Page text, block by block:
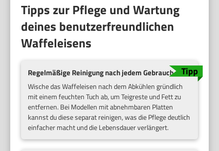
Tipps zur Pflege und Wartung
deines benutzerfreundlichen
Waffeleisens
Regelmäßige Reinigung nach jedem Gebrauch
Wische das Waffeleisen nach dem Abkühlen gründlich
mit einem feuchten Tuch ab, um Teigreste und Fett zu
entfernen. Bei Modellen mit abnehmbaren Platten
kannst du diese separat reinigen, was die Pflege deutlich
einfacher macht und die Lebensdauer verlängert.